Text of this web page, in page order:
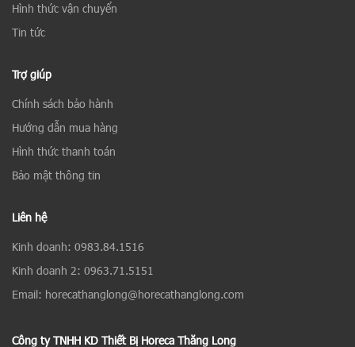
Hình thức vận chuyển
Tin tức
Trợ giúp
Chính sách bảo hành
Hướng dẫn mua hàng
Hình thức thanh toán
Bảo mật thông tin
Liên hệ
Kinh doanh: 0983.84.1516
Kinh doanh 2: 0963.71.5151
Email: horecathanglong@horecathanglong.com
Công ty TNHH KD Thiết Bị Horeca Thăng Long